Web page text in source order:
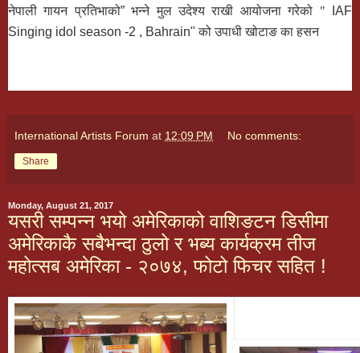
नेपाली गायन प्रतिभाको”भन्ने मुल उदेश्य राखी आयोजना गरेको "
IAF
Singing idol season -2 , Bahrain"को उपाधी खोटाङ का हसन
International Artists Forum at 12:09 PM No comments:
Share
Monday, August 21, 2017
यसरी सम्पन्न भयो अमेरिकाको वाशिङटन डिसीमा
अमेरिकाकै सबैभन्दा ठुलो र भब्य कार्यक्रम तीज
महोत्सब अमेरिका - २०७४, फोटो फिचर सहित !